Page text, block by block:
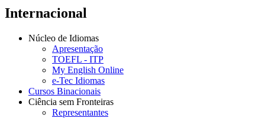
Internacional
Núcleo de Idiomas
Apresentação
TOEFL - ITP
My English Online
e-Tec Idiomas
Cursos Binacionais
Ciência sem Fronteiras
Representantes